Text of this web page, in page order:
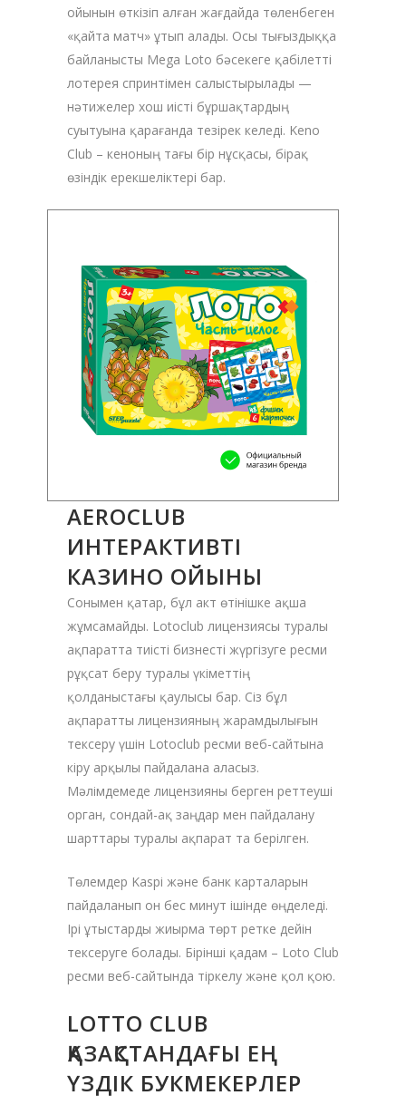
ойынын өткізіп алған жағдайда төленбеген
«қайта матч» ұтып алады. Осы тығыздыққа
байланысты Mega Loto бәсекеге қабілетті
лотерея спринтімен салыстырылады —
нәтижелер хош иісті бұршақтардың
суытуына қарағанда тезірек келеді. Keno
Club – кеноның тағы бір нұсқасы, бірақ
өзіндік ерекшеліктері бар.
AEROCLUB
ИНТЕРАКТИВТІ
КАЗИНО ОЙЫНЫ
Сонымен қатар, бұл акт өтінішке ақша
жұмсамайды. Lotoclub лицензиясы туралы
ақпаратта тиісті бизнесті жүргізуге ресми
рұқсат беру туралы үкіметтің
қолданыстағы қаулысы бар. Сіз бұл
ақпаратты лицензияның жарамдылығын
тексеру үшін Lotoclub ресми веб-сайтына
кіру арқылы пайдалана аласыз.
Мәлімдемеде лицензияны берген реттеуші
орган, сондай-ақ заңдар мен пайдалану
шарттары туралы ақпарат та берілген.
Төлемдер Kaspi және банк карталарын
пайдаланып он бес минут ішінде өңделеді.
Ірі ұтыстарды жиырма төрт ретке дейін
тексеруге болады. Бірінші қадам – ​​​​Loto Club
ресми веб-сайтында тіркелу және қол қою.
LOTTO CLUB
ҚАЗАҚСТАНДАҒЫ ЕҢ
ҮЗДІК БУКМЕКЕРЛЕР